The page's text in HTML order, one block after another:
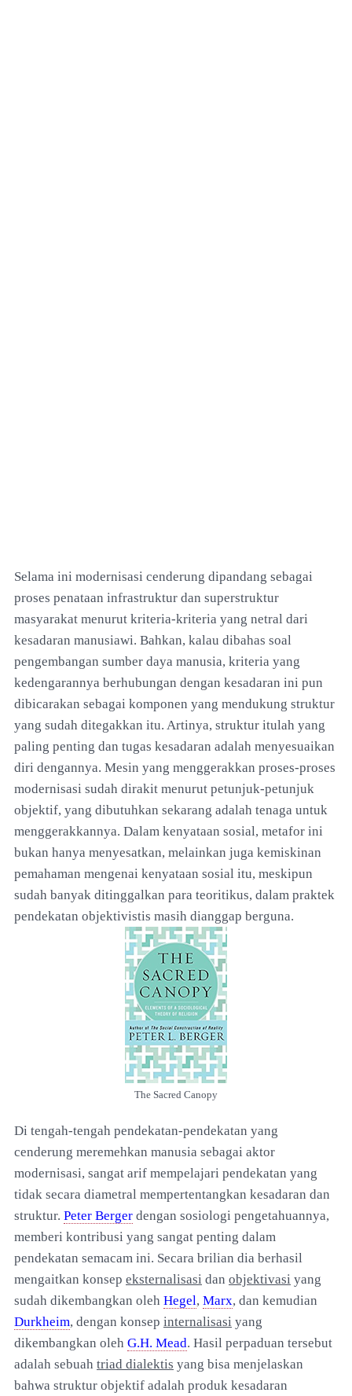
Selama ini modernisasi cenderung dipandang sebagai
proses penataan infrastruktur dan superstruktur
masyarakat menurut kriteria-kriteria yang netral dari
kesadaran manusiawi. Bahkan, kalau dibahas soal
pengembangan sumber daya manusia, kriteria yang
kedengarannya berhubungan dengan kesadaran ini pun
dibicarakan sebagai komponen yang mendukung struktur
yang sudah ditegakkan itu. Artinya, struktur itulah yang
paling penting dan tugas kesadaran adalah menyesuaikan
diri dengannya. Mesin yang menggerakkan proses-proses
modernisasi sudah dirakit menurut petunjuk-petunjuk
objektif, yang dibutuhkan sekarang adalah tenaga untuk
menggerakkannya. Dalam kenyataan sosial, metafor ini
bukan hanya menyesatkan, melainkan juga kemiskinan
pemahaman mengenai kenyataan sosial itu, meskipun
sudah banyak ditinggalkan para teoritikus, dalam praktek
pendekatan objektivistis masih dianggap berguna.
The Sacred Canopy
Di tengah-tengah pendekatan-pendekatan yang
cenderung meremehkan manusia sebagai aktor
modernisasi, sangat arif mempelajari pendekatan yang
tidak secara diametral mempertentangkan kesadaran dan
struktur. Peter Berger dengan sosiologi pengetahuannya,
memberi kontribusi yang sangat penting dalam
pendekatan semacam ini. Secara brilian dia berhasil
mengaitkan konsep eksternalisasi dan objektivasi yang
sudah dikembangkan oleh Hegel, Marx, dan kemudian
Durkheim, dengan konsep internalisasi yang
dikembangkan oleh G.H. Mead. Hasil perpaduan tersebut
adalah sebuah triad dialektis yang bisa menjelaskan
bahwa struktur objektif adalah produk kesadaran